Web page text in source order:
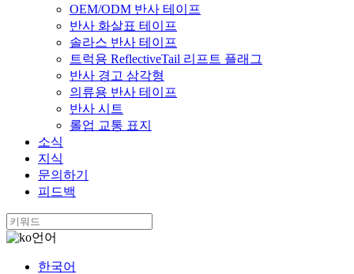
OEM/ODM 반사 테이프
반사 화살표 테이프
솔라스 반사 테이프
트럭용 ReflectiveTail 리프트 플래그
반사 경고 삼각형
의류용 반사 테이프
반사 시트
롤업 교통 표지
소식
지식
문의하기
피드백
언어
한국어